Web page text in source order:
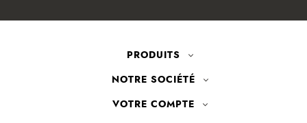
VOTRE COMPTE
SUIVEZ NOUS